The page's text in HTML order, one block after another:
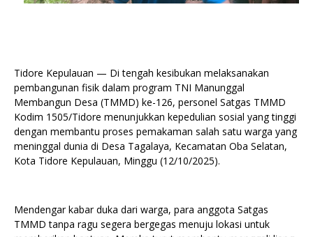
Tidore Kepulauan — Di tengah kesibukan melaksanakan
pembangunan fisik dalam program TNI Manunggal
Membangun Desa (TMMD) ke-126, personel Satgas TMMD
Kodim 1505/Tidore menunjukkan kepedulian sosial yang tinggi
dengan membantu proses pemakaman salah satu warga yang
meninggal dunia di Desa Tagalaya, Kecamatan Oba Selatan,
Kota Tidore Kepulauan, Minggu (12/10/2025).
Mendengar kabar duka dari warga, para anggota Satgas
TMMD tanpa ragu segera bergegas menuju lokasi untuk